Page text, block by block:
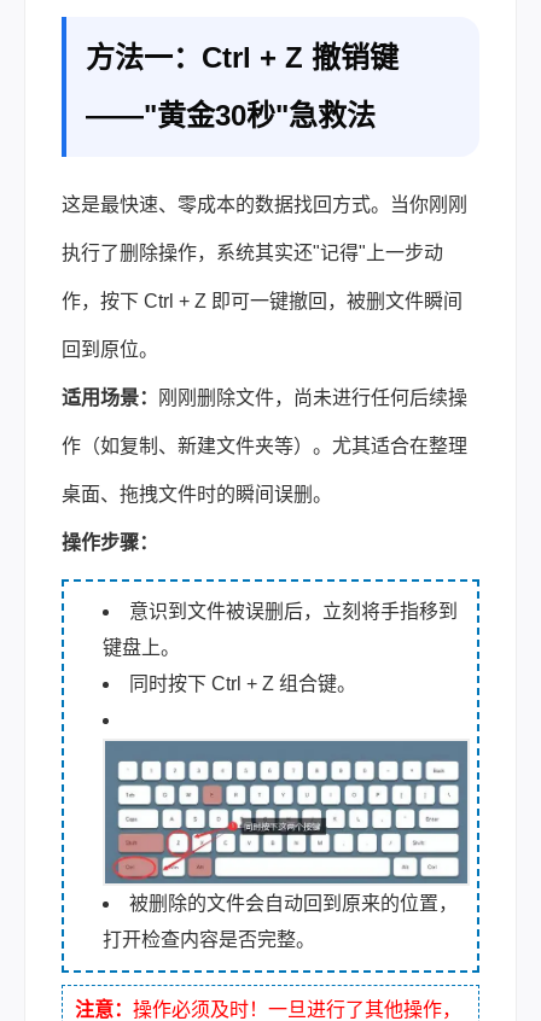
方法一：Ctrl + Z 撤销键
——"黄金30秒"急救法
这是最快速、零成本的数据找回方式。当你刚刚
执行了删除操作，系统其实还"记得"上一步动
作，按下 Ctrl + Z 即可一键撤回，被删文件瞬间
回到原位。
适用场景： 刚刚删除文件，尚未进行任何后续操
作（如复制、新建文件夹等）。尤其适合在整理
桌面、拖拽文件时的瞬间误删。
操作步骤：
意识到文件被误删后，立刻将手指移到
键盘上。
同时按下 Ctrl + Z 组合键。
被删除的文件会自动回到原来的位置，
打开检查内容是否完整。
注意： 操作必须及时！一旦进行了其他操作，